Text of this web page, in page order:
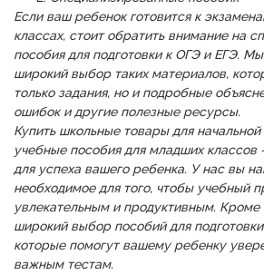
Если ваш ребенок готовится к
классах, стоит обратить внимание на
пособия для подготовки к ОГЭ и ЕГЭ.
широкий выбор таких материалов,
только задания, но и подробные
ошибок и другие полезные ресурсы.
Купить школьные товары для
учебные пособия для младших
для успеха вашего ребенка. У нас вы
необходимое для того, чтобы учебный
увлекательным и продуктивным. Кроме
широкий выбор пособий для
которые помогут вашему ребенку
важным тестам.